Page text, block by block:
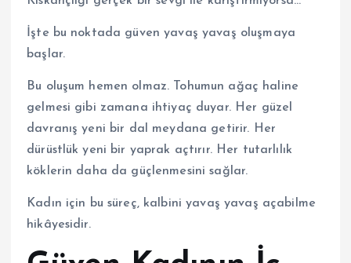
İşte bu noktada güven yavaş yavaş oluşmaya
başlar.
Bu oluşum hemen olmaz. Tohumun ağaç haline
gelmesi gibi zamana ihtiyaç duyar. Her güzel
davranış yeni bir dal meydana getirir. Her
dürüstlük yeni bir yaprak açtırır. Her tutarlılık
köklerin daha da güçlenmesini sağlar.
Kadın için bu süreç, kalbini yavaş yavaş açabilme
hikâyesidir.